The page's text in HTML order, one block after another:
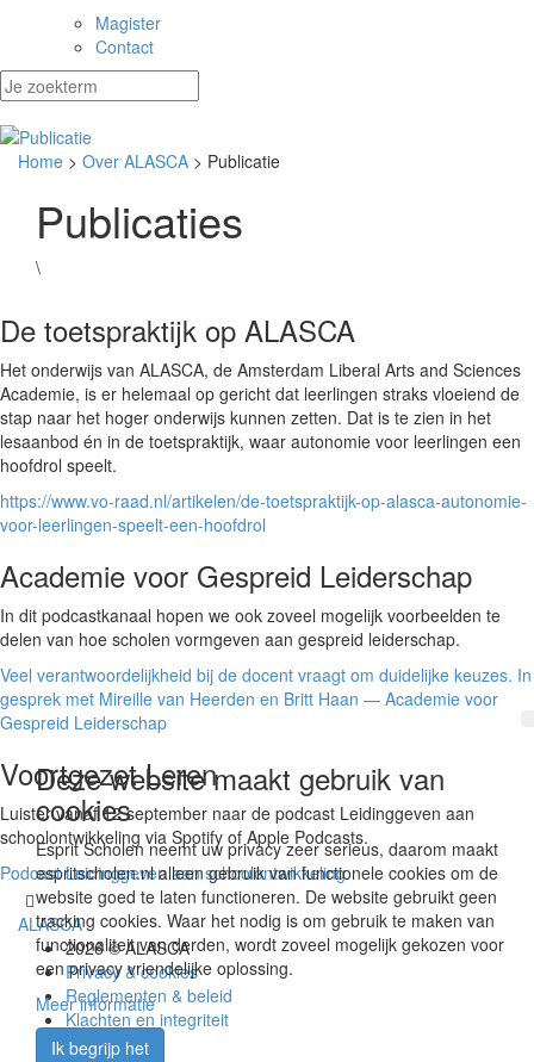
Magister
Contact
Home > Over ALASCA > Publicatie
Publicaties
\
De toetspraktijk op ALASCA
Het onderwijs van ALASCA, de Amsterdam Liberal Arts and Sciences
Academie, is er helemaal op gericht dat leerlingen straks vloeiend de
stap naar het hoger onderwijs kunnen zetten. Dat is te zien in het
lesaanbod én in de toetspraktijk, waar autonomie voor leerlingen een
hoofdrol speelt.
https://www.vo-raad.nl/artikelen/de-toetspraktijk-op-alasca-autonomie-
voor-leerlingen-speelt-een-hoofdrol
Academie voor Gespreid Leiderschap
In dit podcastkanaal hopen we ook zoveel mogelijk voorbeelden te
delen van hoe scholen vormgeven aan gespreid leiderschap.
Veel verantwoordelijkheid bij de docent vraagt om duidelijke keuzes. In
gesprek met Mireille van Heerden en Britt Haan — Academie voor
Gespreid Leiderschap
Voortgezet Leren
Luister vanaf 12 september naar de podcast Leidinggeven aan
schoolontwikkeling via Spotify of Apple Podcasts.
Podcast Leidinggeven aan schoolontwikkeling
ALASCA
2026 © ALASCA
Privacy & cookies
Reglementen & beleid
Klachten en integriteit
Vacatures
Deze website maakt gebruik van
cookies
Esprit Scholen neemt uw privacy zeer serieus, daarom maakt
espritscholen.nl alleen gebruik van functionele cookies om de
website goed te laten functioneren. De website gebruikt geen
tracking cookies. Waar het nodig is om gebruik te maken van
functionaliteit van derden, wordt zoveel mogelijk gekozen voor
een privacy vriendelijke oplossing.
Meer informatie